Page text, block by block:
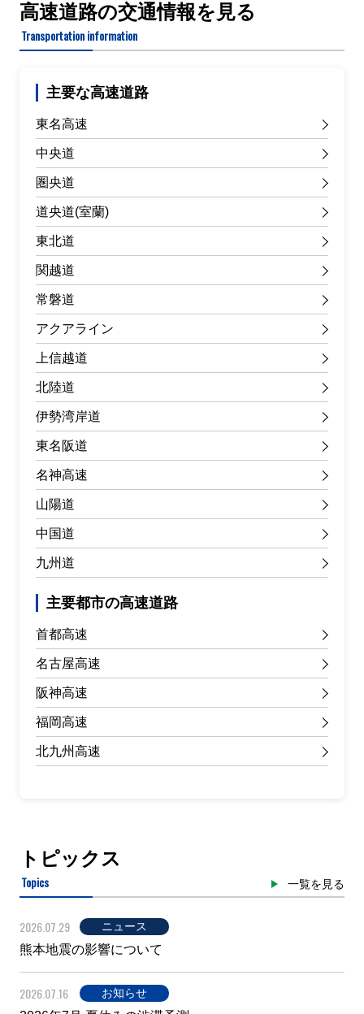
高速道路の交通情報を見る
Transportation information
主要な高速道路
東名高速
中央道
圏央道
道央道(室蘭)
東北道
関越道
常磐道
アクアライン
上信越道
北陸道
伊勢湾岸道
東名阪道
名神高速
山陽道
中国道
九州道
主要都市の高速道路
首都高速
名古屋高速
阪神高速
福岡高速
北九州高速
トピックス
Topics 一覧を見る
2026.07.29 ニュース
熊本地震の影響について
2026.07.16 お知らせ